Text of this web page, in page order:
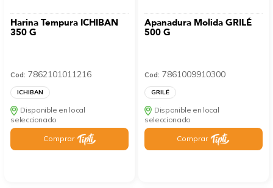
Harina Tempura ICHIBAN
350 G
Cod: 7862101011216
ICHIBAN
Disponible en local
seleccionado
Comprar
Apanadura Molida GRILÉ
500 G
Cod: 7861009910300
GRILÉ
Disponible en local
seleccionado
Comprar